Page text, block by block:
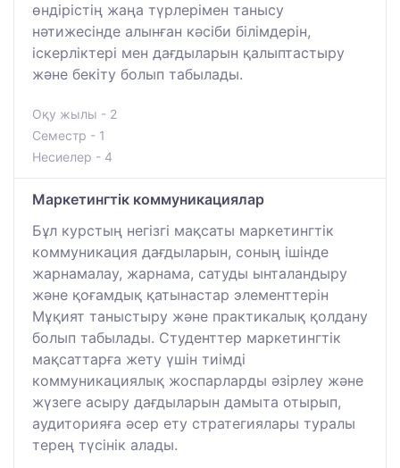
өндірістің жаңа түрлерімен танысу
нәтижесінде алынған кәсіби білімдерін,
іскерліктері мен дағдыларын қалыптастыру
және бекіту болып табылады.
Оқу жылы - 2
Семестр - 1
Несиелер - 4
Маркетингтік коммуникациялар
Бұл курстың негізгі мақсаты маркетингтік
коммуникация дағдыларын, соның ішінде
жарнамалау, жарнама, сатуды ынталандыру
және қоғамдық қатынастар элементтерін
Мұқият таныстыру және практикалық қолдану
болып табылады. Студенттер маркетингтік
мақсаттарға жету үшін тиімді
коммуникациялық жоспарларды әзірлеу және
жүзеге асыру дағдыларын дамыта отырып,
аудиторияға әсер ету стратегиялары туралы
терең түсінік алады.